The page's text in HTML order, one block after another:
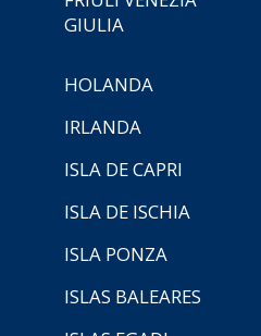
GIULIA
HOLANDA
IRLANDA
ISLA DE CAPRI
ISLA DE ISCHIA
ISLA PONZA
ISLAS BALEARES